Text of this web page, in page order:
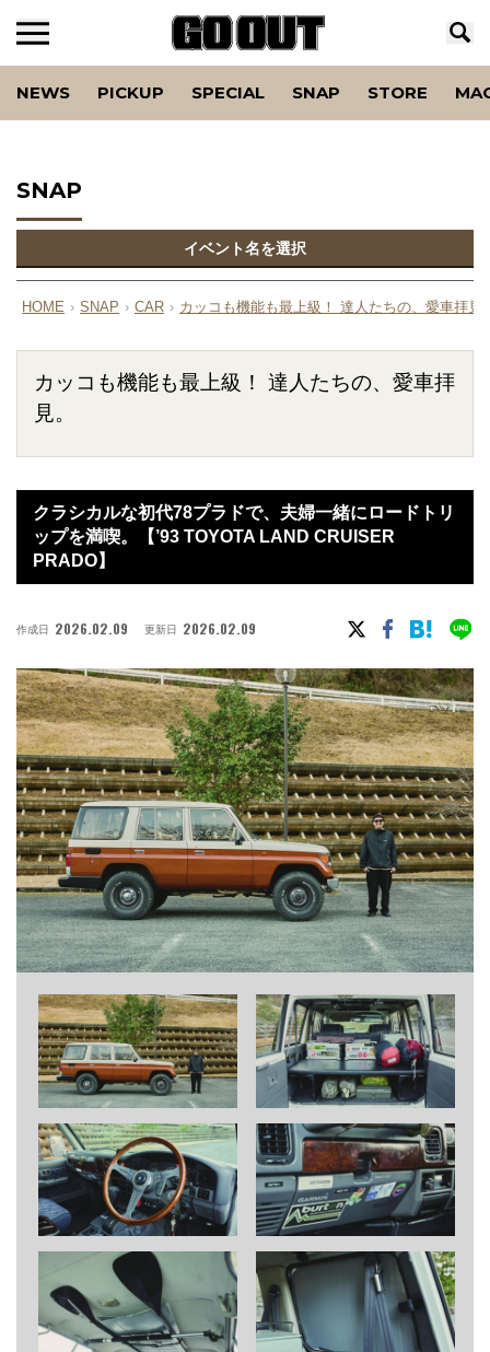
NEWS PICKUP SPECIAL SNAP STORE
SNAP
イベント名を選択
HOME › SNAP › CAR › カッコも機能も最上級！ 達人たちの、愛車拝見
カッコも機能も最上級！ 達人たちの、愛車拝
見。
クラシカルな初代78プラドで、夫婦一緒にロードトリ
ップを満喫。【’93 TOYOTA LAND CRUISER
PRADO】
作成日 2026.02.09 更新日 2026.02.09